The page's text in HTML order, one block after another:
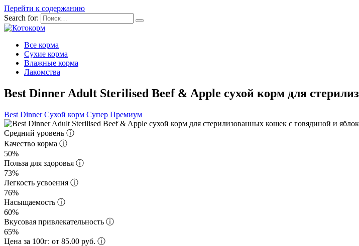
Перейти к содержанию
Search for:
Все корма
Сухие корма
Влажные корма
Лакомства
Best Dinner Adult Sterilised Beef & Apple сухой корм для
Best Dinner Сухой корм Супер Премиум
Средний уровень ⓘ
Качество корма ⓘ
50%
Польза для здоровья ⓘ
73%
Легкость усвоения ⓘ
76%
Насыщаемость ⓘ
60%
Вкусовая привлекательность ⓘ
65%
Цена за 100г: от 85.00 руб. ⓘ